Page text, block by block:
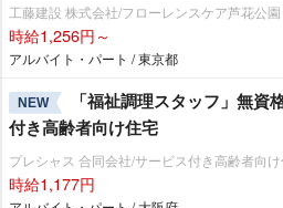
工藤建設 株式会社/フローレンスケア芦花公園
時給1,256円～
アルバイト・パート / 東京都
NEW
「福祉調理スタッフ」無資
付き高齢者向け住宅
プレシャス 合同会社/サービス付き高齢者向
時給1,177円